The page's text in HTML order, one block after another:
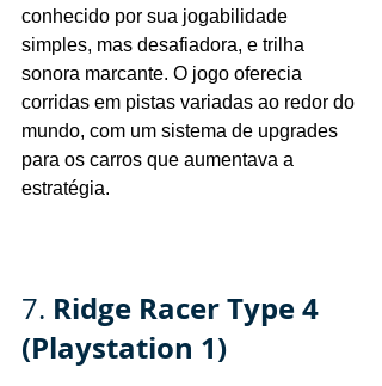
conhecido por sua jogabilidade
simples, mas desafiadora, e trilha
sonora marcante. O jogo oferecia
corridas em pistas variadas ao redor do
mundo, com um sistema de upgrades
para os carros que aumentava a
estratégia.
7. Ridge Racer Type 4
(Playstation 1)